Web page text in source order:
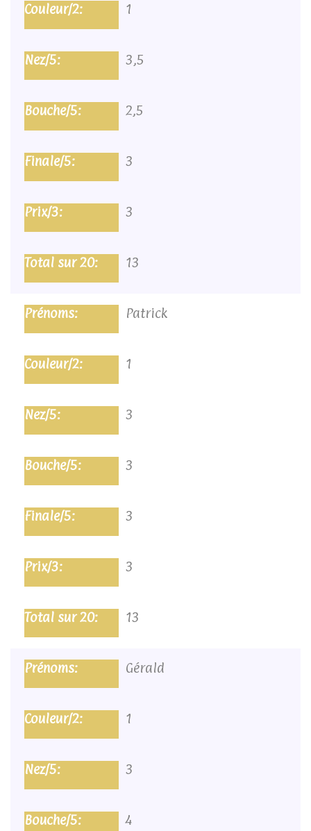
1
3,5
2,5
3
3
13
Patrick
1
3
3
3
3
13
Gérald
1
3
4